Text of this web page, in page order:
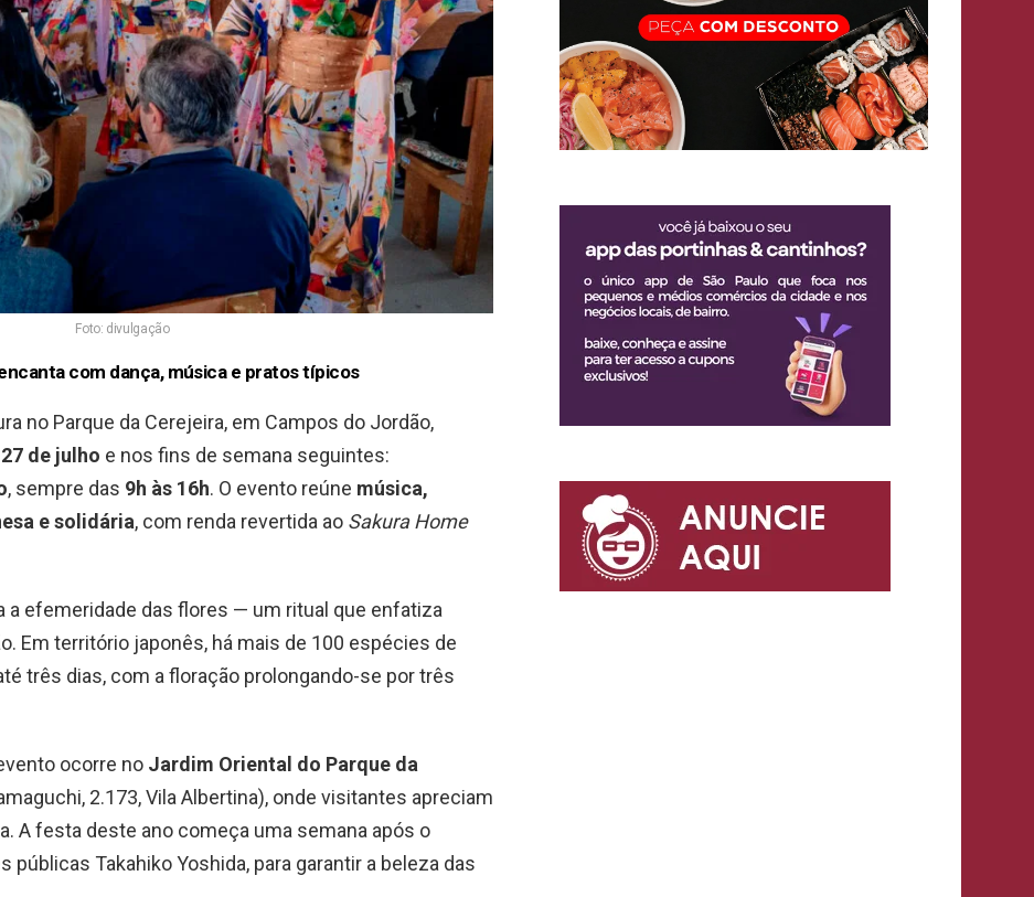
Foto: divulgação
com dança, música e pratos típicos
no Parque da Cerejeira, em Campos do Jordão,
de julho e nos fins de semana seguintes:
, sempre das 9h às 16h. O evento reúne música,
e solidária, com renda revertida ao Sakura Home
a efemeridade das flores — um ritual que enfatiza
Em território japonês, há mais de 100 espécies de
três dias, com a floração prolongando-se por três
ocorre no Jardim Oriental do Parque da
2.173, Vila Albertina), onde visitantes apreciam
A festa deste ano começa uma semana após o
públicas Takahiko Yoshida, para garantir a beleza das